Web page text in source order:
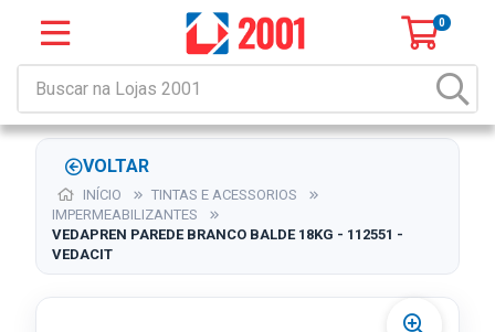
0
VOLTAR
INÍCIO
TINTAS E ACESSORIOS
IMPERMEABILIZANTES
VEDAPREN PAREDE BRANCO BALDE 18KG - 112551 -
VEDACIT